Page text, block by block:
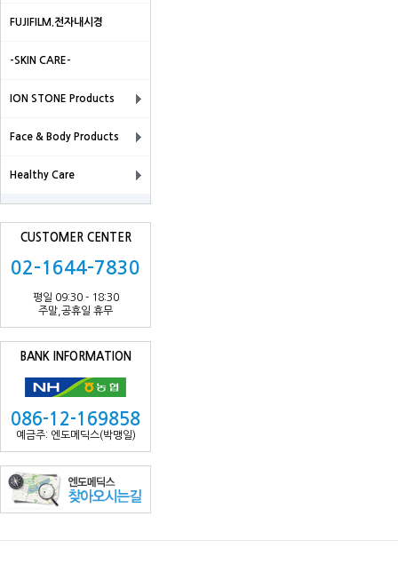
FUJIFILM.전자내시경
-SKIN CARE-
ION STONE Products
Face & Body Products
Healthy Care
CUSTOMER CENTER
02-1644-7830
평일 09:30 - 18:30
주말,공휴일 휴무
BANK INFORMATION
086-12-169858
예금주: 엔도메딕스(박맹일)